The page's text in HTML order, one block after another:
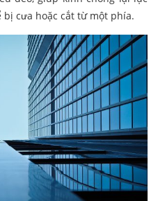
cưa hoặc cắt từ một phía.